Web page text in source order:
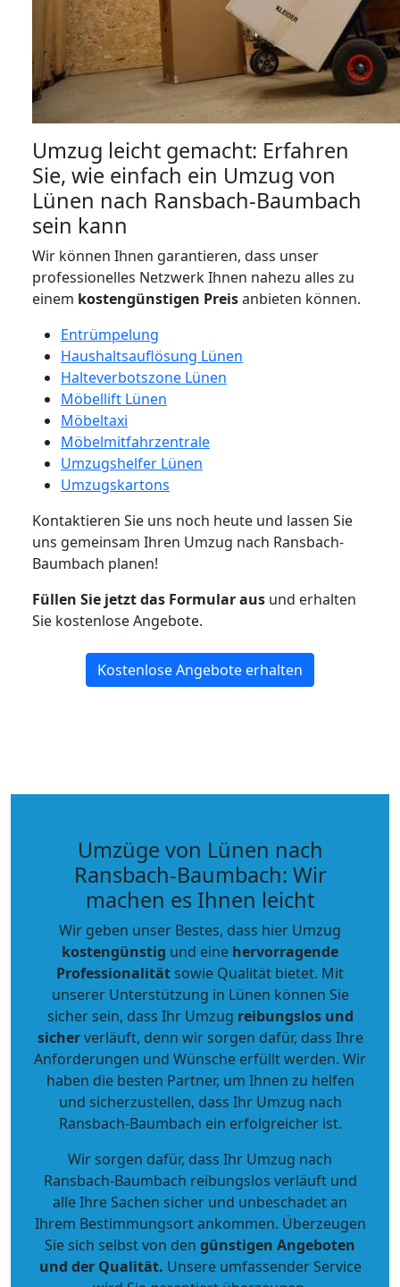
Umzug leicht gemacht: Erfahren
Sie, wie einfach ein Umzug von
Lünen nach Ransbach-Baumbach
sein kann
Wir können Ihnen garantieren, dass unser
professionelles Netzwerk Ihnen nahezu alles zu
einem kostengünstigen Preisanbieten können.
Entrümpelung
Haushaltsauflösung Lünen
Halteverbotszone Lünen
Möbellift Lünen
Möbeltaxi
Möbelmitfahrzentrale
Umzugshelfer Lünen
Umzugskartons
Kontaktieren Sie uns noch heute und lassen Sie
uns gemeinsam Ihren Umzug nach Ransbach-
Baumbach planen!
Füllen Sie jetzt das Formular aus und erhalten
Sie kostenlose Angebote.
Kostenlose Angebote erhalten
Umzüge von Lünen nach
Ransbach-Baumbach: Wir
machen es Ihnen leicht
Wir geben unser Bestes, dass hier Umzug
kostengünstig und eine hervorragende
Professionalitätsowie Qualität bietet. Mit
unserer Unterstützung in Lünen können Sie
sicher sein, dass Ihr Umzug reibungslos und
sicherverläuft, denn wir sorgen dafür, dass Ihre
Anforderungen und Wünsche erfüllt werden. Wir
haben die besten Partner, um Ihnen zu helfen
und sicherzustellen, dass Ihr Umzug nach
Ransbach-Baumbach ein erfolgreicher ist.
Wir sorgen dafür, dass Ihr Umzug nach
Ransbach-Baumbach reibungslos verläuft und
alle Ihre Sachen sicher und unbeschadet an
Ihrem Bestimmungsort ankommen. Überzeugen
Sie sich selbst von den günstigen Angeboten
und der Qualität. Unsere umfassender Service